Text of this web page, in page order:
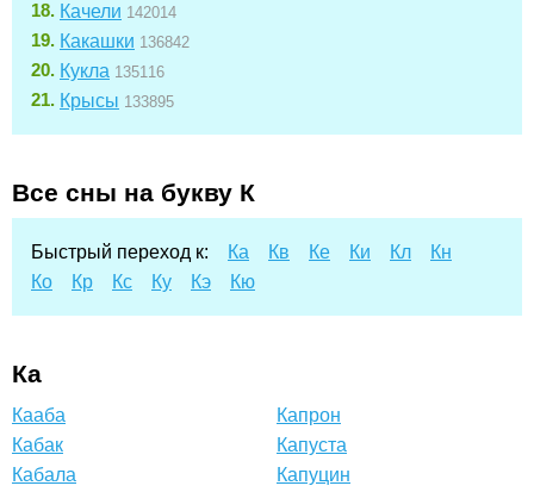
Качели 142014
Какашки 136842
Кукла 135116
Крысы 133895
Все сны на букву К
Быстрый переход к: Ка Кв Ке Ки Кл
Кн
Ко
Кр Кс Ку Кэ Кю
Ка
Кааба
Кабак
Кабала
Капрон
Капуста
Капуцин